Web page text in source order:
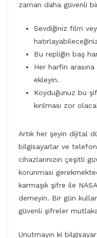
zaman daha güvenli
Sevdiğiniz film
Bu repliğin baş
Her harfin
ekleyin.
Koyduğunuz bu
kırılması zor
Artık her şeyin dijital
bilgisayarlar ve
cihazlarınızın çeşitli
korunması
karmaşık şifre ile
demeyin. Bir gün
güvenli şifreler
Unutmayın ki